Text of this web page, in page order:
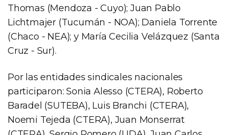
Thomas (Mendoza - Cuyo); Juan Pablo
Lichtmajer (Tucumán - NOA); Daniela Torrente
(Chaco - NEA); y María Cecilia Velázquez (Santa
Cruz - Sur).
Por las entidades sindicales nacionales
participaron: Sonia Alesso (CTERA), Roberto
Baradel (SUTEBA), Luis Branchi (CTERA),
Noemi Tejeda (CTERA), Juan Monserrat